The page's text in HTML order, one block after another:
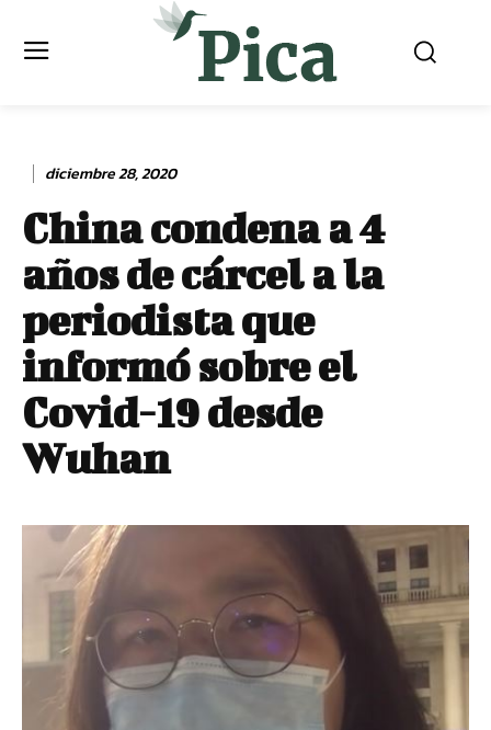
diciembre 28, 2020
China condena a 4
años de cárcel a la
periodista que
informó sobre el
Covid-19 desde
Wuhan